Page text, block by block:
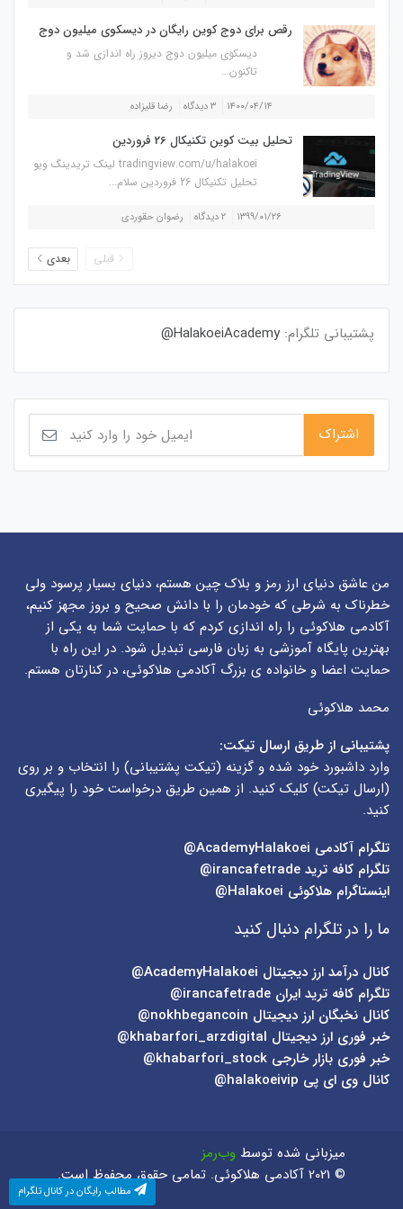
رقص برای دوج کوین رایگان در دیسکوی میلیون دوج
دیسکوی میلیون دوج دیروز راه اندازی شد و
تاکنون...
۱۴۰۰/۰۴/۱۴ ۳ دیدگاه رضا قلیزاده
تحلیل بیت کوین تکنیکال 26 فروردین
tradingview.com/u/halakoei لینک تریدینگ ویو
تحلیل تکنیکال 26 فروردین سلام...
۱۳۹۹/۰۱/۲۶ ۲ دیدگاه رضوان حقوردی
قبلی بعدی
پشتیبانی تلگرام: HalakoeiAcademy@
من عاشق دنیای ارز رمز و بلاک چین هستم، دنیای بسیار پرسود ولی
خطرناک به شرطی که خودمان را با دانش صحیح و بروز مجهز کنیم،
آکادمی هلاکوئی را راه اندازی کردم که با حمایت شما به یکی از
بهترین پایگاه آموزشی به زبان فارسی تبدیل شود. در این راه با
حمایت اعضا و خانواده ی بزرگ آکادمی هلاکوئی، در کنارتان هستم.
محمد هلاکوئی
پشتیبانی از طریق ارسال تیکت:
وارد داشبورد خود شده و گزینه (تیکت پشتیبانی) را انتخاب و بر روی
(ارسال تیکت) کلیک کنید. از همین طریق درخواست خود را پیگیری
کنید.
تلگرام آکادمی
تلگرام کافه ترید irancafetrade@
اینستاگرام هلاکوئی Halakoei@
ما را در تلگرام دنبال کنید
کانال درآمد ارز دیجیتال AcademyHalakoei@
تلگرام کافه ترید ایران irancafetrade@
کانال نخبگان ارز دیجیتال nokhbegancoin@
خبر فوری ارز دیجیتال khabarfori_arzdigital@
خبر فوری بازار خارجی khabarfori_stock@
کانال وی ای پی halakoeivip@
میزبانی شده توسط وب‌رمز
© 2021 آکادمی هلاکوئی. تمامی حقوق محفوظ است.
مطالب رایگان در کانال تلگرام